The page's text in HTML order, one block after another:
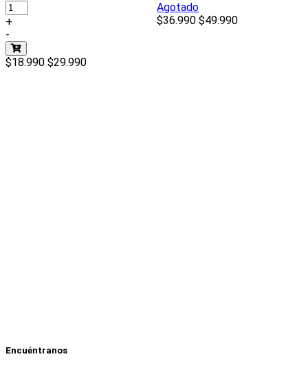
+
-
$18.990 $29.990
Agotado
$36.990 $49.990
Encuéntranos